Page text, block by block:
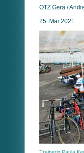
OTZ Gera /
25. Mär 2021